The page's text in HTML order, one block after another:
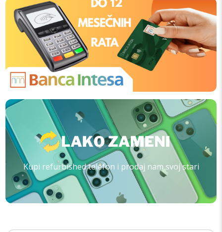
Kupi refurbished telefon i prodaj nam svoj stari